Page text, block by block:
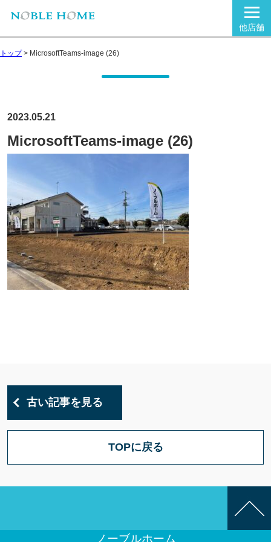
他店舗
トップ> MicrosoftTeams-image (26)
2023.05.21
MicrosoftTeams-image (26)
古い記事を見る
TOPに戻る
ノーブルホーム